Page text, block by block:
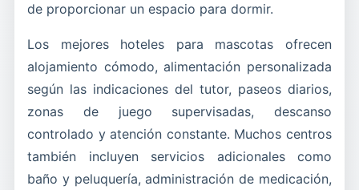
de proporcionar un espacio para dormir.
Los mejores hoteles para mascotas ofrecen
alojamiento cómodo, alimentación personalizada
según las indicaciones del tutor, paseos diarios,
zonas de juego supervisadas, descanso
controlado y atención constante. Muchos centros
también incluyen servicios adicionales como
baño y peluquería, administración de medicación,